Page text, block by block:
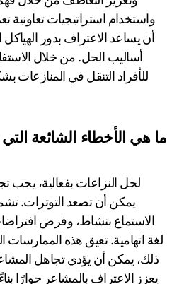
الفردية والديناميات
الأجواء التعاونية إلى
السيناريوهات ذات المخاطر
خاصية أنماط التواصل المحددة
الفهم، مما يؤدي إلى حلول أكثر
يؤدي التعرف على هذه العوامل